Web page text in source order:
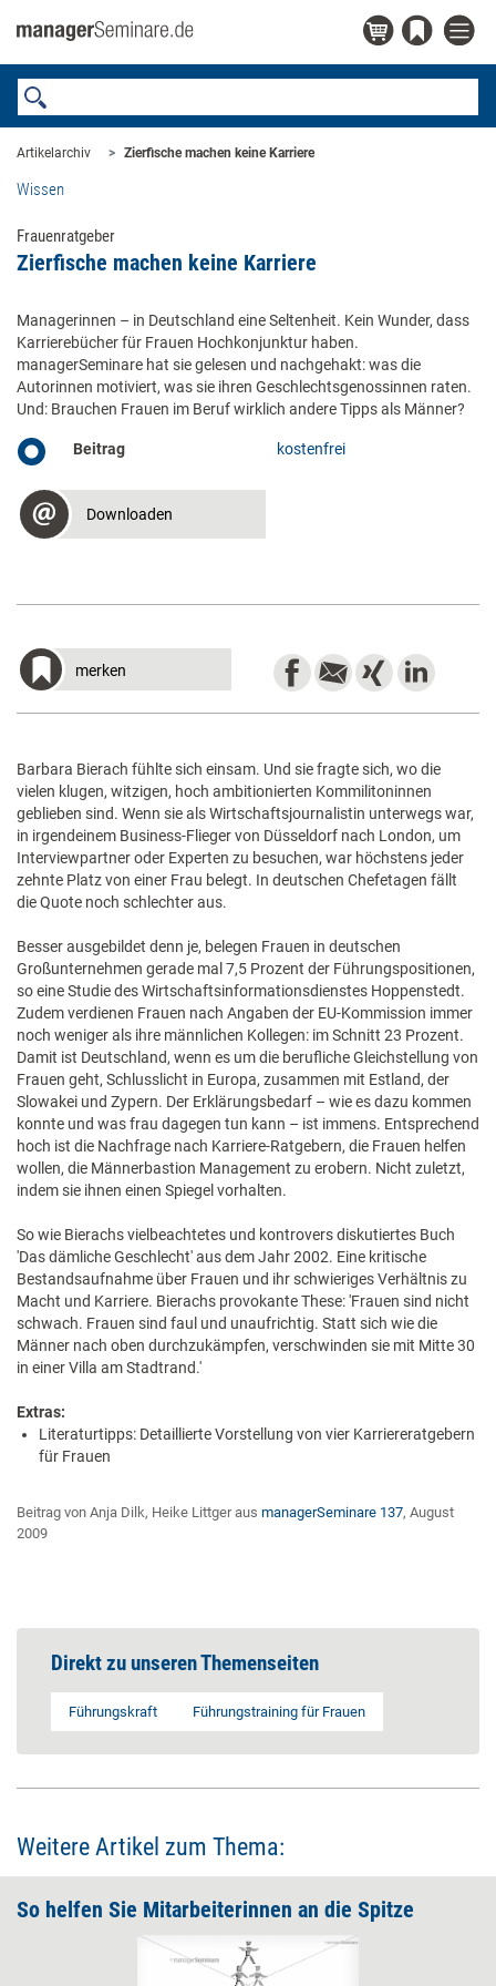
Artikelarchiv Zierfische machen keine Karriere
Wissen
Frauenratgeber
Zierfische machen keine Karriere
Managerinnen – in Deutschland eine Seltenheit. Kein Wunder, dass
Karrierebücher für Frauen Hochkonjunktur haben.
managerSeminare hat sie gelesen und nachgehakt: was die
Autorinnen motiviert, was sie ihren Geschlechtsgenossinnen raten.
Und: Brauchen Frauen im Beruf wirklich andere Tipps als Männer?
Beitrag kostenfrei
Downloaden
merken
Barbara Bierach fühlte sich einsam. Und sie fragte sich, wo die
vielen klugen, witzigen, hoch ambitionierten Kommilitoninnen
geblieben sind. Wenn sie als Wirtschaftsjournalistin unterwegs war,
in irgendeinem Business-Flieger von Düsseldorf nach London, um
Interviewpartner oder Experten zu besuchen, war höchstens jeder
zehnte Platz von einer Frau belegt. In deutschen Chefetagen fällt
die Quote noch schlechter aus.
Besser ausgebildet denn je, belegen Frauen in deutschen
Großunternehmen gerade mal 7,5 Prozent der Führungspositionen,
so eine Studie des Wirtschaftsinformationsdienstes Hoppenstedt.
Zudem verdienen Frauen nach Angaben der EU-Kommission immer
noch weniger als ihre männlichen Kollegen: im Schnitt 23 Prozent.
Damit ist Deutschland, wenn es um die berufliche Gleichstellung von
Frauen geht, Schlusslicht in Europa, zusammen mit Estland, der
Slowakei und Zypern. Der Erklärungsbedarf – wie es dazu kommen
konnte und was frau dagegen tun kann – ist immens. Entsprechend
hoch ist die Nachfrage nach Karriere-Ratgebern, die Frauen helfen
wollen, die Männerbastion Management zu erobern. Nicht zuletzt,
indem sie ihnen einen Spiegel vorhalten.
So wie Bierachs vielbeachtetes und kontrovers diskutiertes Buch
'Das dämliche Geschlecht' aus dem Jahr 2002. Eine kritische
Bestandsaufnahme über Frauen und ihr schwieriges Verhältnis zu
Macht und Karriere. Bierachs provokante These: 'Frauen sind nicht
schwach. Frauen sind faul und unaufrichtig. Statt sich wie die
Männer nach oben durchzukämpfen, verschwinden sie mit Mitte 30
in einer Villa am Stadtrand.'
Extras:
Literaturtipps: Detaillierte Vorstellung von vier Karriereratgebern
für Frauen
Beitrag von Anja Dilk, Heike Littger aus managerSeminare 137, August
2009
Direkt zu unseren Themenseiten
Führungskraft Führungstraining für Frauen
Weitere Artikel zum Thema:
So helfen Sie Mitarbeiterinnen an die Spitze